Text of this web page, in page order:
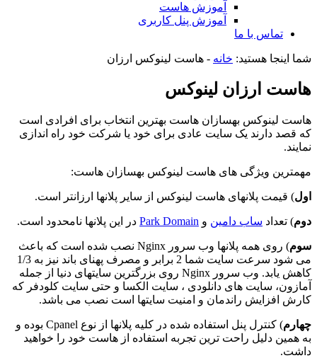
آموزش هاست
آموزش پنل کاربری
تماس با ما
شما اینجا هستید: خانه - هاست لینوکس ارزان
هاست ارزان لینوکس
هاست لینوکس بهسازان هاست بهترین انتخاب برای افرادی است
که قصد دارند یک سایت عادی برای خود یا شرکت خود راه اندازی
نمایند.
مهمترین ویژگی های هاست لینوکس بهسازان هاست:
اول) قیمت پلانهای هاست لینوکس از سایر پلانها ارزانتر است.
دوم) تعداد ساب دامین و Park Domain در این پلانها نامحدود است.
سوم
) روی همه پلانها وب سرور Nginx نصب شده است که باعث
می شود سرعت سایت شما 2 برابر و مصرف پهنای باند نیز به 1/3
کاهش یابد. وب سرور Nginx روی بزرگترین سایتهای دنیا از جمله
آمازون، سایت های دانلودی ، سایت الکسا و حتی سایت کلودفر که
کارش افزایش راندمان و امنیت سایتها است نصب می باشد.
چهارم
) کنترل پنل استفاده شده در کلیه پلانها از نوع Cpanel بوده و
به همین دلیل راحت ترین تجربه استفاده از هاست خود را خواهید
داشت.